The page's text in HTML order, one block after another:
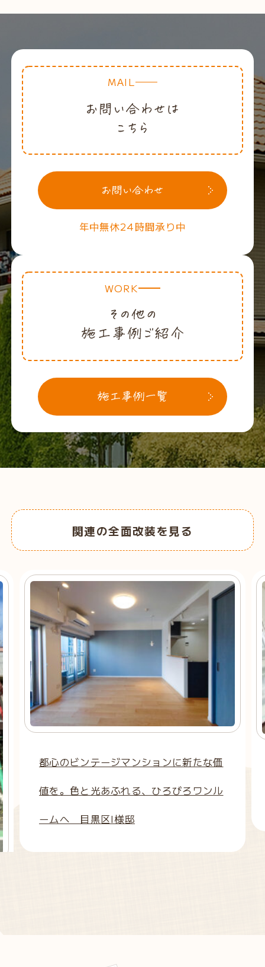
MAIL
年中無休24時間承り中
WORK
関連の全面改装を見る
都心のビンテージマンションに新たな価
値を。色と光あふれる、ひろびろワンル
ームへ 目黒区I様邸